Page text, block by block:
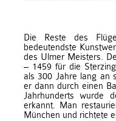
Die Reste des
bedeutendste
des Ulmer Meisters.
– 1459 für die
als 300 Jahre lang an
er dann durch einen
Jahrhunderts wurde
erkannt. Man
München und richtete